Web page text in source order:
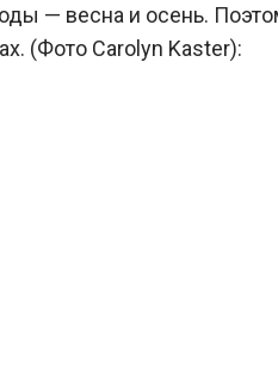
— весна и осень.
(Фото Carolyn Kaster):